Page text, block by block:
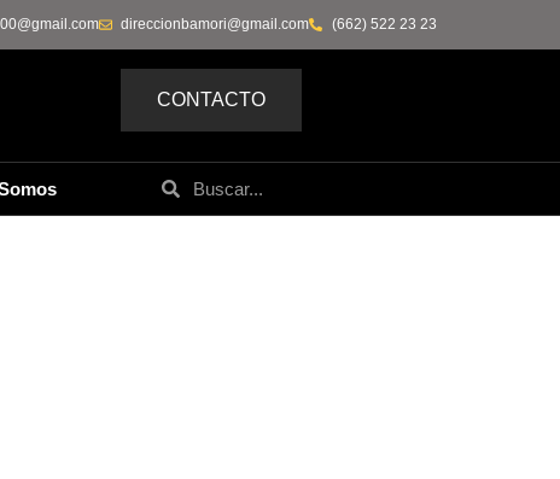
(662) 522 23 23
direccionbamori@gmail.com
CONTACTO